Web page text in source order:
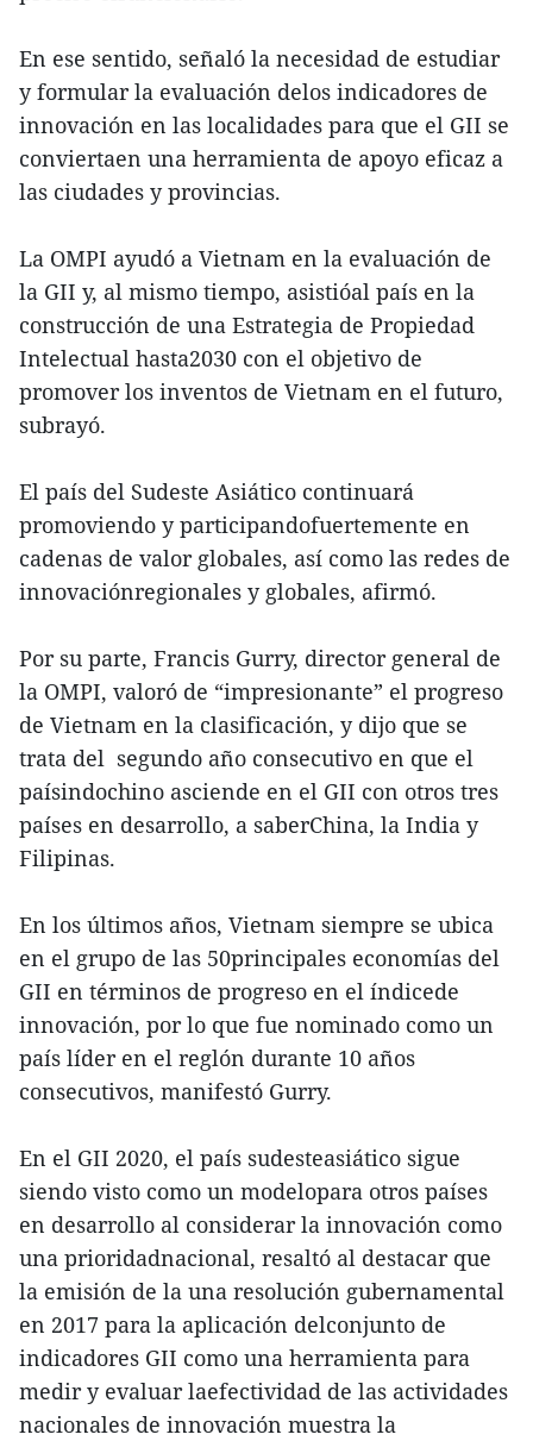
En ese sentido, señaló la necesidad de estudiar
y formular la evaluación delos indicadores de
innovación en las localidades para que el GII se
conviertaen una herramienta de apoyo eficaz a
las ciudades y provincias.
La OMPI ayudó a Vietnam en la evaluación de
la GII y, al mismo tiempo, asistióal país en la
construcción de una Estrategia de Propiedad
Intelectual hasta2030 con el objetivo de
promover los inventos de Vietnam en el futuro,
subrayó.
El país del Sudeste Asiático continuará
promoviendo y participandofuertemente en
cadenas de valor globales, así como las redes de
innovaciónregionales y globales, afirmó.
Por su parte, Francis Gurry, director general de
la OMPI, valoró de “impresionante” el progreso
de Vietnam en la clasificación, y dijo que se
trata del segundo año consecutivo en que el
paísindochino asciende en el GII con otros tres
países en desarrollo, a saberChina, la India y
Filipinas.
En los últimos años, Vietnam siempre se ubica
en el grupo de las 50principales economías del
GII en términos de progreso en el índicede
innovación, por lo que fue nominado como un
país líder en el reglón durante 10 años
consecutivos, manifestó Gurry.
En el GII 2020, el país sudesteasiático sigue
siendo visto como un modelopara otros países
en desarrollo al considerar la innovación como
una prioridadnacional, resaltó al destacar que
la emisión de la una resolución gubernamental
en 2017 para la aplicación delconjunto de
indicadores GII como una herramienta para
medir y evaluar laefectividad de las actividades
nacionales de innovación muestra la